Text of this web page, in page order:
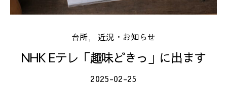
台所 近況・お知らせ
NHK Eテレ「趣味どきっ」に出ます
2025-02-25